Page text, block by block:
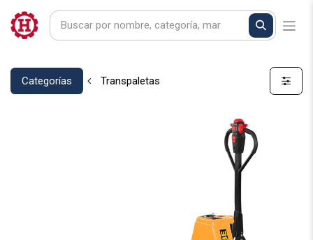
Categorías Transpaletas